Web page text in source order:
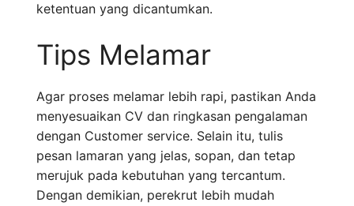
ketentuan yang dicantumkan.
Tips Melamar
Agar proses melamar lebih rapi, pastikan Anda
menyesuaikan CV dan ringkasan pengalaman
dengan Customer service. Selain itu, tulis
pesan lamaran yang jelas, sopan, dan tetap
merujuk pada kebutuhan yang tercantum.
Dengan demikian, perekrut lebih mudah